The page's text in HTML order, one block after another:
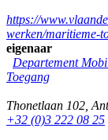
https://
werken/maritieme-
eigenaar
Departement
Toegang
Thonetlaan 102
+32 (0)3 222 08 25